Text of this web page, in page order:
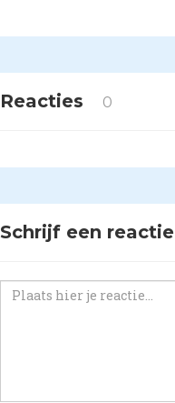
Reacties 0
Schrijf een reactie